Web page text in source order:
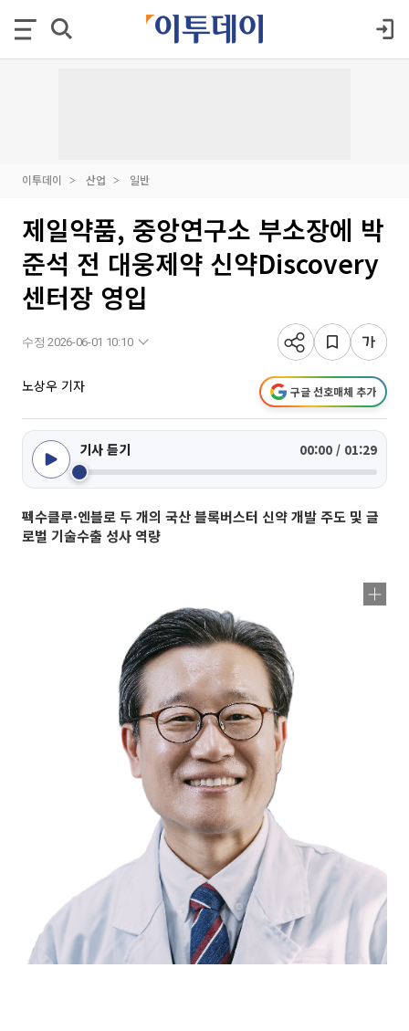
이투데이 산업 일반
제일약품, 중앙연구소 부소장에 박
준석 전 대웅제약 신약Discovery
센터장 영입
수정 2026-06-01 10:10
노상우 기자 구글 선호매체 추가
기사 듣기 00:00 / 01:29
펙수클루·엔블로 두 개의 국산 블록버스터 신약 개발 주도 및 글
로벌 기술수출 성사 역량